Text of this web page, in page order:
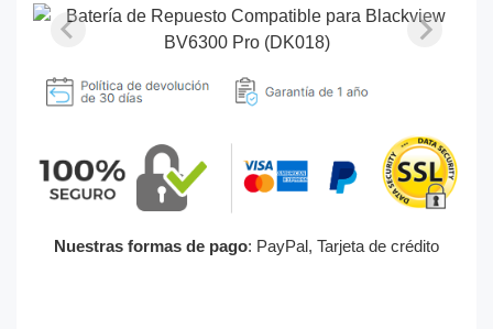
Nuestras formas de pago: PayPal, Tarjeta de crédito